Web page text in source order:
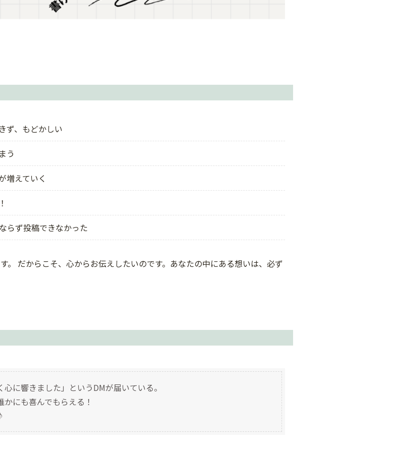
ず、もどかしい
う
増えていく
らず投稿できなかった
。 だからこそ、心からお伝えしたいのです。あなたの中にある想いは、必ず
に響きました」というDMが届いている。
にも喜んでもらえる！